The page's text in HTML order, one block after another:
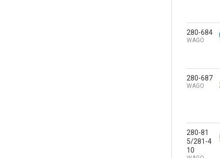
280-684
WAGO
280-687
WAGO
280-81
5/281-4
10